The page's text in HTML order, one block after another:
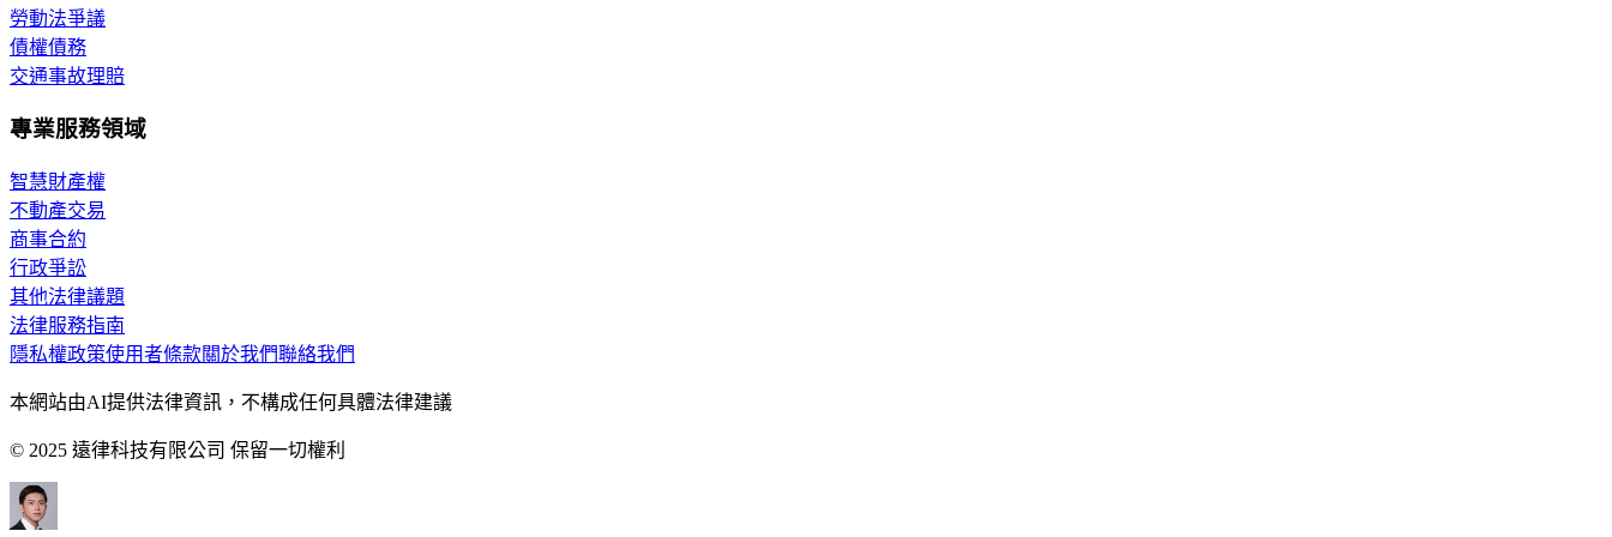
勞動法爭議
債權債務
交通事故理賠
專業服務領域
智慧財產權
不動產交易
商事合約
行政爭訟
其他法律議題
法律服務指南
隱私權政策使用者條款關於我們聯絡我們
本網站由AI提供法律資訊，不構成任何具體法律建議
© 2025 遠律科技有限公司 保留一切權利